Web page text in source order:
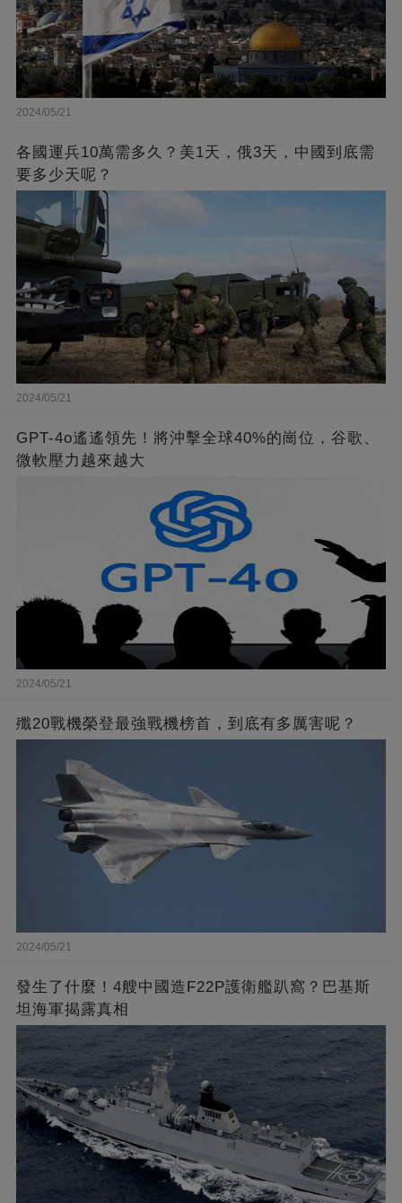
2024/05/21
各國運兵10萬需多久？美1天，俄3天，中國到底需
要多少天呢？
2024/05/21
GPT-4o遙遙領先！將沖擊全球40%的崗位，谷歌、
微軟壓力越來越大
2024/05/21
殲20戰機榮登最強戰機榜首，到底有多厲害呢？
2024/05/21
發生了什麼！4艘中國造F22P護衛艦趴窩？巴基斯
坦海軍揭露真相